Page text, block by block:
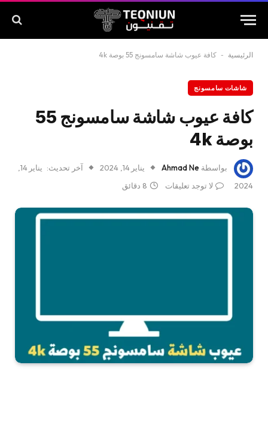
الرئيسية - كافة عيوب شاشة سامسونج 55 بوصة 4k
شاشات سامسونج
كافة عيوب شاشة سامسونج 55
بوصة 4k
بواسطة Ahmad Ne يناير 14, 2024 آخر تحديث:
2024
لا توجد تعليقات 8 دقائق